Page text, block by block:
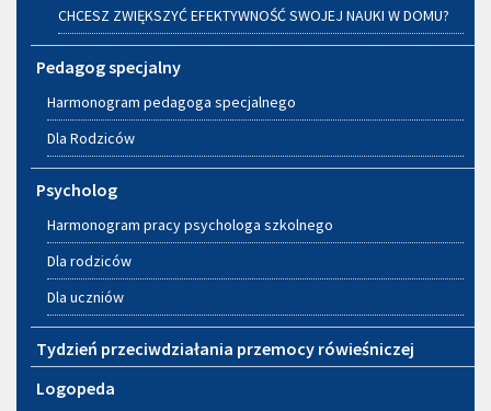
CHCESZ ZWIĘKSZYĆ EFEKTYWNOŚĆ SWOJEJ NAUKI W DOMU?
Pedagog specjalny
Harmonogram pedagoga specjalnego
Dla Rodziców
Psycholog
Harmonogram pracy psychologa szkolnego
Dla rodziców
Dla uczniów
Tydzień przeciwdziałania przemocy rówieśniczej
Logopeda